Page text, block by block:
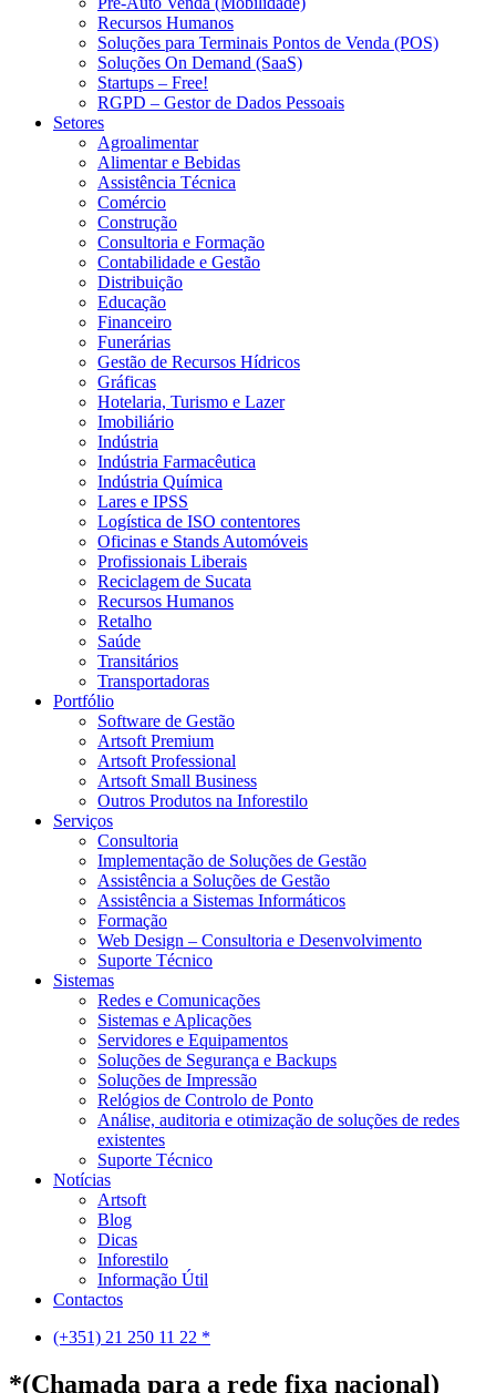
Recursos Humanos
Soluções para Terminais Pontos de Venda (POS)
Soluções On Demand (SaaS)
Startups – Free!
RGPD – Gestor de Dados Pessoais
Setores
Agroalimentar
Alimentar e Bebidas
Assistência Técnica
Comércio
Construção
Consultoria e Formação
Contabilidade e Gestão
Distribuição
Educação
Financeiro
Funerárias
Gestão de Recursos Hídricos
Gráficas
Hotelaria, Turismo e Lazer
Imobiliário
Indústria
Indústria Farmacêutica
Indústria Química
Lares e IPSS
Logística de ISO contentores
Oficinas e Stands Automóveis
Profissionais Liberais
Reciclagem de Sucata
Recursos Humanos
Retalho
Saúde
Transitários
Transportadoras
Portfólio
Software de Gestão
Artsoft Premium
Artsoft Professional
Artsoft Small Business
Outros Produtos na Inforestilo
Serviços
Consultoria
Implementação de Soluções de Gestão
Assistência a Soluções de Gestão
Assistência a Sistemas Informáticos
Formação
Web Design – Consultoria e Desenvolvimento
Suporte Técnico
Sistemas
Redes e Comunicações
Sistemas e Aplicações
Servidores e Equipamentos
Soluções de Segurança e Backups
Soluções de Impressão
Relógios de Controlo de Ponto
Análise, auditoria e otimização de soluções de redes
existentes
Suporte Técnico
Notícias
Artsoft
Blog
Dicas
Inforestilo
Informação Útil
Contactos
(+351) 21 250 11 22 *
*(Chamada para a rede fixa nacional)